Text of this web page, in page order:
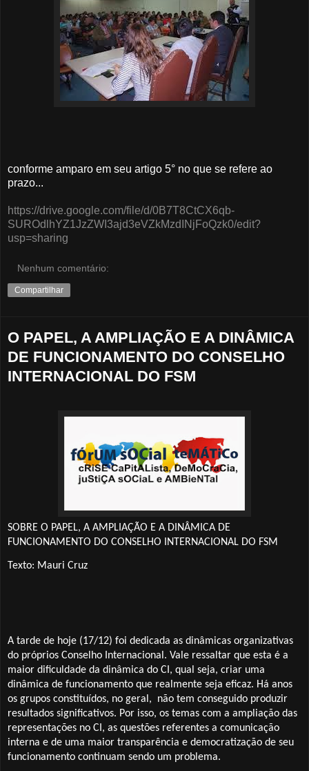
conforme amparo em seu artigo 5° no que se refere ao
prazo...
https://drive.google.com/file/d/0B7T8CtCX6qb-
SUROdlhYZ1JzZWI3ajd3eVZkMzdINjFoQzk0/edit?
usp=sharing
Nenhum comentário:
Compartilhar
O PAPEL, A AMPLIAÇÃO E A DINÂMICA
DE FUNCIONAMENTO DO CONSELHO
INTERNACIONAL DO FSM
SOBRE O PAPEL, A AMPLIAÇÃO E A DINÂMICA DE
FUNCIONAMENTO DO CONSELHO INTERNACIONAL DO FSM
Texto: Mauri Cruz
A tarde de hoje (17/12) foi dedicada as dinâmicas organizativas
do próprios Conselho Internacional. Vale ressaltar que esta é a
maior dificuldade da dinâmica do CI, qual seja, criar uma
dinâmica de funcionamento que realmente seja eficaz. Há anos
os grupos constituídos, no geral,
não tem conseguido produzir
resultados significativos. Por isso, os temas com a ampliação das
representações no CI, as questões referentes a comunicação
interna e de uma maior transparência e democratização de seu
funcionamento continuam sendo um problema.